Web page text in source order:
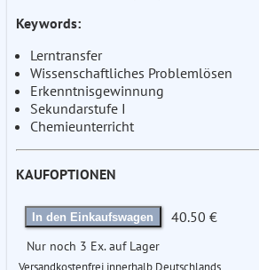
Keywords:
Lerntransfer
Wissenschaftliches Problemlösen
Erkenntnisgewinnung
Sekundarstufe I
Chemieunterricht
KAUFOPTIONEN
In den Einkaufswagen 40.50 €
Nur noch 3 Ex. auf Lager